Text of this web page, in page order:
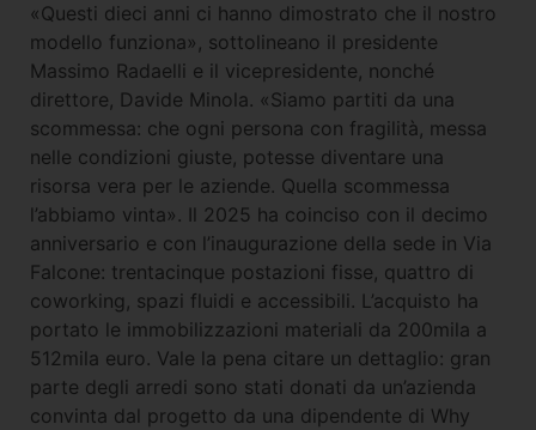
«Questi dieci anni ci hanno dimostrato che il nostro
modello funziona», sottolineano il presidente
Massimo Radaelli e il vicepresidente, nonché
direttore, Davide Minola. «Siamo partiti da una
scommessa: che ogni persona con fragilità, messa
nelle condizioni giuste, potesse diventare una
risorsa vera per le aziende. Quella scommessa
l’abbiamo vinta». Il 2025 ha coinciso con il decimo
anniversario e con l’inaugurazione della sede in Via
Falcone: trentacinque postazioni fisse, quattro di
coworking, spazi fluidi e accessibili. L’acquisto ha
portato le immobilizzazioni materiali da 200mila a
512mila euro. Vale la pena citare un dettaglio: gran
parte degli arredi sono stati donati da un’azienda
convinta dal progetto da una dipendente di Why